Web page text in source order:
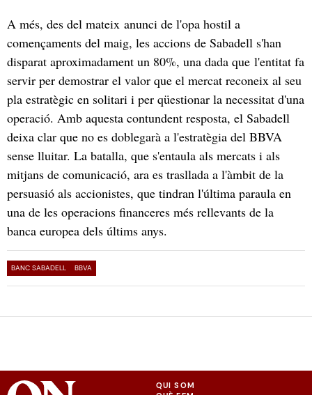
A més, des del mateix anunci de l'opa hostil a
començaments del maig, les accions de Sabadell s'han
disparat aproximadament un 80%, una dada que l'entitat fa
servir per demostrar el valor que el mercat reconeix al seu
pla estratègic en solitari i per qüestionar la necessitat d'una
operació. Amb aquesta contundent resposta, el Sabadell
deixa clar que no es doblegarà a l'estratègia del BBVA
sense lluitar. La batalla, que s'entaula als mercats i als
mitjans de comunicació, ara es trasllada a l'àmbit de la
persuasió als accionistes, que tindran l'última paraula en
una de les operacions financeres més rellevants de la
banca europea dels últims anys.
BANC SABADELL BBVA
QUI SOM